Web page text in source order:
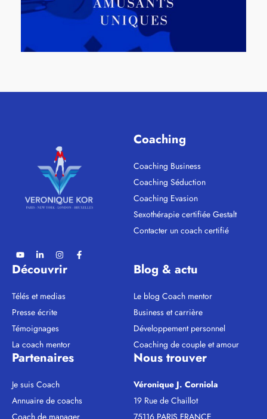
Coaching
Coaching Business
Coaching Séduction
Coaching Evasion
Sexothérapie certifiée Gestalt
Contacter un coach certifié
Découvrir
Télés et medias
Presse écrite
Témoignages
La coach mentor
Blog & actu
Le blog Coach mentor
Business et carrière
Développement personnel
Coaching de couple et amour
Partenaires
Je suis Coach
Annuaire de coachs
Coach de manager
Nous trouver
Véronique J. Corniola
19 Rue de Chaillot
75116 PARIS FRANCE